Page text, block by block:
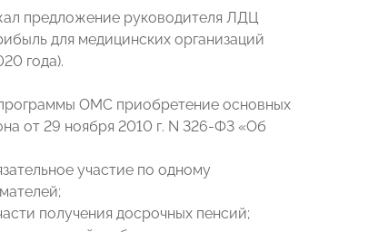
предложение руководителя ЛДЦ
для медицинских организаций
года).
ОМС приобретение основных
от 29 ноября 2010 г. N 326-Ф3 «Об
участие по одному
получения досрочных пенсий;